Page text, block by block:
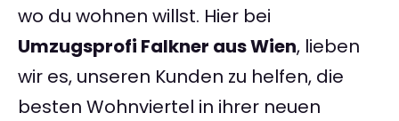
wo du wohnen willst. Hier bei
Umzugsprofi Falkner aus Wien, lieben
wir es, unseren Kunden zu helfen, die
besten Wohnviertel in ihrer neuen